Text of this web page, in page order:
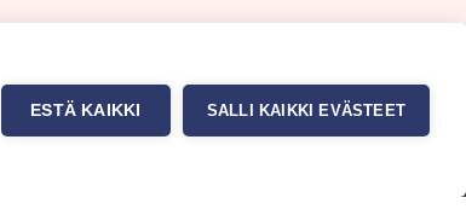
ESTÄ KAIKKI SALLI KAIKKI EVÄSTEET